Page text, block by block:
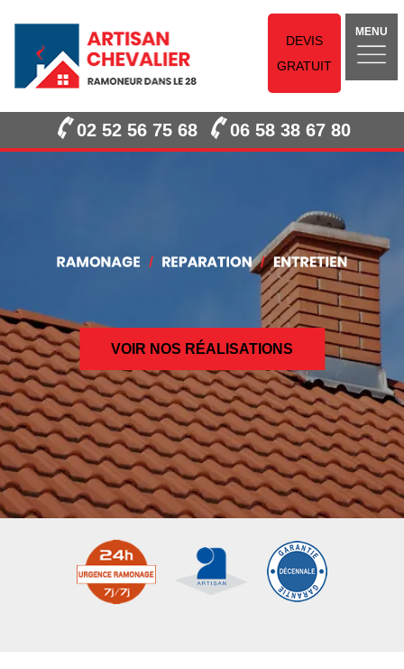
DEVIS
GRATUIT
MENU
02 52 56 75 68 06 58 38 67 80
VOIR NOS RÉALISATIONS